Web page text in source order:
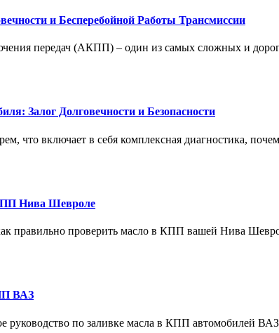
и Бесперебойной Работы Трансмиссии
передач (АКПП) – один из самых сложных и
Залог Долговечности и Безопасности
что включает в себя комплексная диагностика,
Нива Шевроле
правильно проверить масло в КПП вашей Нива
ВАЗ
руководство по заливке масла в КПП автомобилей ВАЗ